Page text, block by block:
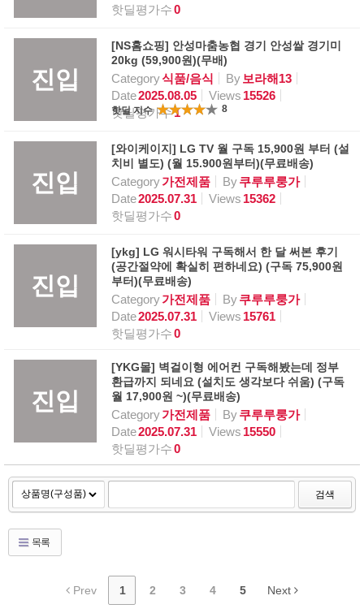
핫딜평가수0
진입
[NS홈쇼핑] 안성마춤농협 경기 안성쌀 경기미
20kg (59,900원)(무배)
Category식품/음식 By 보라해13
Date2025.08.05 Views 15526
핫딜평가수1
핫딜 지수 8
진입
[와이케이지] LG TV 월 구독 15,900원 부터 (설
치비 별도) (월 15.900원부터)(무료배송)
Category가전제품 By쿠루루룽가
Date2025.07.31 Views 15362
핫딜평가수0
진입
[ykg] LG 워시타워 구독해서 한 달 써본 후기
(공간절약에 확실히 편하네요) (구독 75,900원
부터)(무료배송)
Category가전제품 By쿠루루룽가
Date2025.07.31 Views 15761
핫딜평가수0
진입
[YKG몰] 벽걸이형 에어컨 구독해봤는데 정부
환급까지 되네요 (설치도 생각보다 쉬움) (구독
월 17,900원 ~)(무료배송)
Category가전제품 By쿠루루룽가
Date2025.07.31 Views 15550
핫딜평가수0
검색
목록
Prev 1 2 3 4 5 Next